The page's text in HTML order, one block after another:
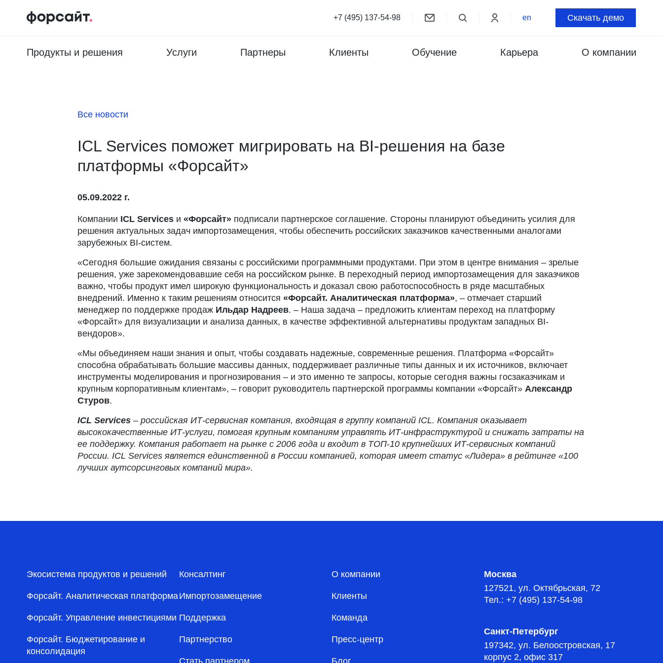
+7 (495) 137-54-98 en Скачать демо
Продукты и решения Услуги Партнеры Клиенты Обучение Карьера О компании
Все новости
ICL Services поможет мигрировать на BI-решения на базе
платформы «Форсайт»
05.09.2022 г.
Компании ICL Services и «Форсайт» подписали партнерское соглашение. Стороны планируют объединить усилия для
решения актуальных задач импортозамещения, чтобы обеспечить российских заказчиков качественными аналогами
зарубежных BI-систем.
«Сегодня большие ожидания связаны с российскими программными продуктами. При этом в центре внимания – зрелые
решения, уже зарекомендовавшие себя на российском рынке. В переходный период импортозамещения для заказчиков
важно, чтобы продукт имел широкую функциональность и доказал свою работоспособность в ряде масштабных
внедрений. Именно к таким решениям относится «Форсайт. Аналитическая платформа», – отмечает старший
менеджер по поддержке продаж Ильдар Надреев. – Наша задача – предложить клиентам переход на платформу
«Форсайт» для визуализации и анализа данных, в качестве эффективной альтернативы продуктам западных BI-
вендоров».
«Мы объединяем наши знания и опыт, чтобы создавать надежные, современные решения. Платформа «Форсайт»
способна обрабатывать большие массивы данных, поддерживает различные типы данных и их источников, включает
инструменты моделирования и прогнозирования – и это именно те запросы, которые сегодня важны госзаказчикам и
крупным корпоративным клиентам», – говорит руководитель партнерской программы компании «Форсайт» Александр
Стуров.
ICL Services – российская ИТ-сервисная компания, входящая в группу компаний ICL. Компания оказывает
высококачественные ИТ-услуги, помогая крупным компаниям управлять ИТ-инфраструктурой и снижать затраты на
ее поддержку. Компания работает на рынке с 2006 года и входит в ТОП-10 крупнейших ИТ-сервисных компаний
России. ICL Services является единственной в России компанией, которая имеет статус «Лидера» в рейтинге «100
лучших аутсорсинговых компаний мира».
Экосистема продуктов и решений
Форсайт. Аналитическая платформа
Форсайт. Управление инвестициями
Форсайт. Бюджетирование и
консолидация
Консалтинг
Импортозамещение
Поддержка
Партнерство
Стать партнером
О компании
Клиенты
Команда
Пресс-центр
Блог
Москва
127521, ул. Октябрьская, 72
Тел.: +7 (495) 137-54-98
Санкт-Петербург
197342, ул. Белоостровская, 17
корпус 2, офис 317